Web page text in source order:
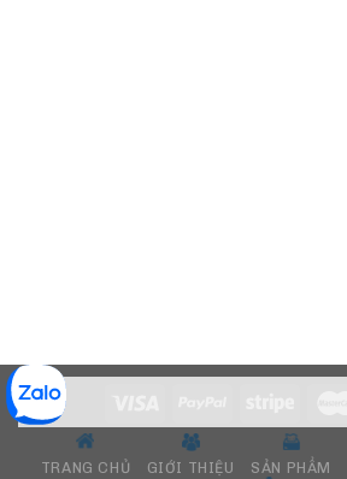
TRANG CHỦ GIỚI THIỆU SẢN PHẨM